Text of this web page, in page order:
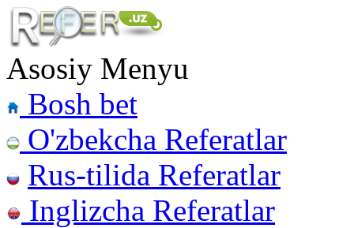
Asosiy Menyu
Bosh bet
O'zbekcha Referatlar
Rus-tilida Referatlar
Inglizcha Referatlar